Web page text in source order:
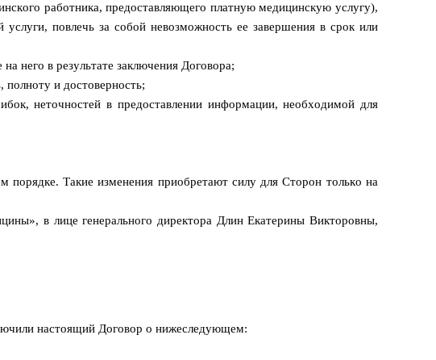
работника, предоставляющего платную медицинскую услугу),
повлечь за собой невозможность ее завершения в срок или
него в результате заключения Договора;
полноту и достоверность;
неточностей в предоставлении информации, необходимой для
Такие изменения приобретают силу для Сторон только на
в лице генерального директора Длин Екатерины Викторовны,
настоящий Договор о нижеследующем: